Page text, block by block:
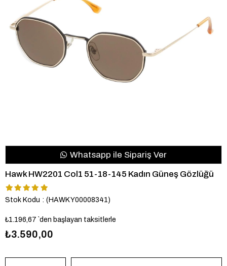
Whatsapp ile Sipariş Ver
Hawk HW2201 Col1 51-18-145 Kadın Güneş Gözlüğü
Stok Kodu (HAWK Y00008341)
₺1.196,67 `den başlayan taksitlerle
₺3.590,00